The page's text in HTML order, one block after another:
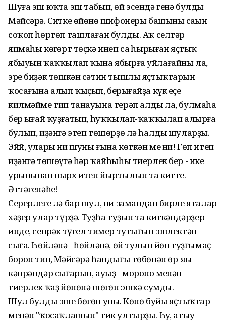
Шуға эш юҡта эш табып, өй эсендә генә булды
Мәйсәрә. Ситке өйөнөң шифонеры башының саңын
соҡоп һөртөп ташлаған булды. Аҡ селтәр
япмаһы көңгөрт төҫкә инеп саң һырыған яҫтыҡ
ябыуын ҡаҡҡылап ҡына ябырға уйлағайны ла,
эре биҙәк төшкән сәтин тышлы яҫтыҡтарын
ҡосағына алып ҡыҫып, берыңғайҙа күк еҫе
килмәйме тип танауына терәп алды ла, булмаһа
бер ыңғай ҡуҙғатып, һуҡҡылап-ҡаҡҡылап алырға
булып, иҙәнгә этеп төшөрҙө лә һалды шуларҙы.
Эйй, улары ни шуны ғына көткән ме ни! Гөп итеп
иҙәнгә төшөүгә һәр ҡайһыһы тиерлек бер - ике
урынынан пырх итеп йыртылып та китте.
Әттәгенәһе!
Серерлеге лә бар шул, ни замандан бирле яталар
хәҙер улар түрҙә. Туҙһа туҙып та киткәндәрҙер
инде, сепрәк түгел тимер тутығып эшлектән
сыға. Һөйләнә - һөйләнә, өй тулып йөн туҙғымаҫ
борон тип, Мәйсәрә һандығы төбөнән өр-яңы
кәпрәндәр сығарып, ауыҙ - мороно менән
тиерлек ҡаҙ йөнөнә шөңгөп эшкә сумды.
Шул булды эше бөгөн уның. Көнө буйы яҫтыҡтар
менән "ҡосаҡлашып" тик ултырҙы. Һуң, атыу